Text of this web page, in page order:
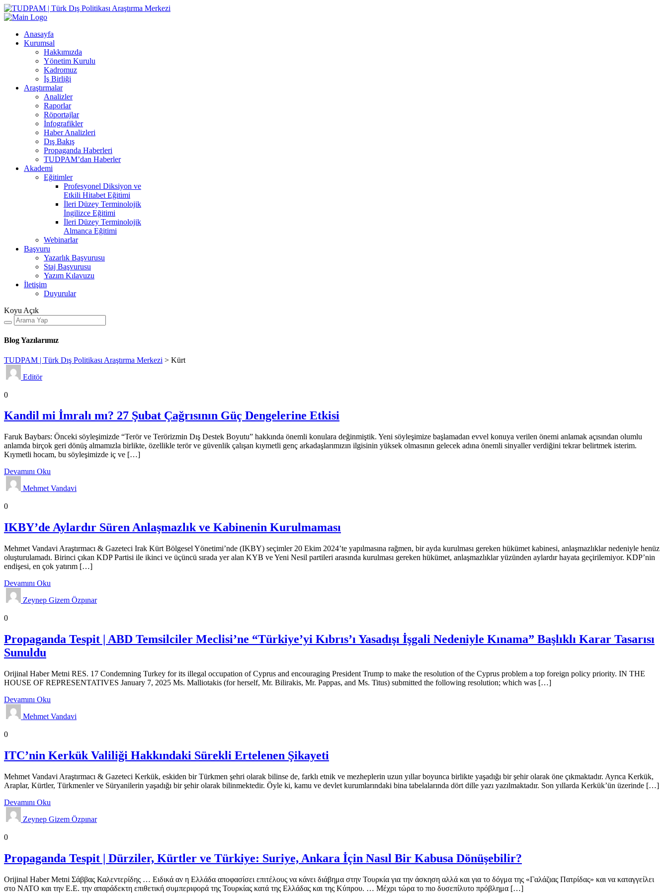
Anasayfa
Kurumsal
Hakkımızda
Yönetim Kurulu
Kadromuz
İş Birliği
Araştırmalar
Analizler
Raporlar
Röportajlar
İnfografikler
Haber Analizleri
Dış Bakış
Propaganda Haberleri
TUDPAM’dan Haberler
Akademi
Eğitimler
Profesyonel Diksiyon ve
Etkili Hitabet Eğitimi
İleri Düzey Terminolojik
İngilizce Eğitimi
İleri Düzey Terminolojik
Almanca Eğitimi
Webinarlar
Başvuru
Yazarlık Başvurusu
Staj Başvurusu
Yazım Kılavuzu
İletişim
Duyurular
Koyu Açık
Blog Yazılarımız
TUDPAM | Türk Dış Politikası Araştırma Merkezi > Kürt
Editör
0
Kandil mi İmralı mı? 27 Şubat Çağrısının Güç Dengelerine Etkisi
Faruk Baybars: Önceki söyleşimizde “Terör ve Terörizmin Dış Destek Boyutu” hakkında önemli konulara değinmiştik. Yeni söyleşimize başlamadan evvel konuya verilen önemi anlamak açısından olumlu
anlamda birçok geri dönüş almamızla birlikte, özellikle terör ve güvenlik çalışan kıymetli genç arkadaşlarımızın ilgisinin yüksek olmasının gelecek adına önemli sinyaller verdiğini tekrar belirtmek isterim.
Kıymetli hocam, bu söyleşimizde iç ve […]
Devamını Oku
Mehmet Vandavi
0
IKBY’de Aylardır Süren Anlaşmazlık ve Kabinenin Kurulmaması
Mehmet Vandavi Araştırmacı & Gazeteci Irak Kürt Bölgesel Yönetimi’nde (IKBY) seçimler 20 Ekim 2024’te yapılmasına rağmen, bir ayda kurulması gereken hükümet kabinesi, anlaşmazlıklar nedeniyle henüz
oluşturulamadı. Birinci çıkan KDP Partisi ile ikinci ve üçüncü sırada yer alan KYB ve Yeni Nesil partileri arasında kurulması gereken hükümet, anlaşmazlıklar yüzünden aylardır hayata geçirilemiyor. KDP’nin
endişesi, en çok yatırım […]
Devamını Oku
Zeynep Gizem Özpınar
0
Propaganda Tespit | ABD Temsilciler Meclisi’ne “Türkiye’yi Kıbrıs’ı Yasadışı İşgali Nedeniyle Kınama” Başlıklı Karar Tasarısı
Sunuldu
Orijinal Haber Metni RES. 17 Condemning Turkey for its illegal occupation of Cyprus and encouraging President Trump to make the resolution of the Cyprus problem a top foreign policy priority. IN THE
HOUSE OF REPRESENTATIVES January 7, 2025 Ms. Malliotakis (for herself, Mr. Bilirakis, Mr. Pappas, and Ms. Titus) submitted the following resolution; which was […]
Devamını Oku
Mehmet Vandavi
0
ITC’nin Kerkük Valiliği Hakkındaki Sürekli Ertelenen Şikayeti
Mehmet Vandavi Araştırmacı & Gazeteci Kerkük, eskiden bir Türkmen şehri olarak bilinse de, farklı etnik ve mezheplerin uzun yıllar boyunca birlikte yaşadığı bir şehir olarak öne çıkmaktadır. Ayrıca Kerkük,
Araplar, Kürtler, Türkmenler ve Süryanilerin yaşadığı bir şehir olarak bilinmektedir. Öyle ki, kamu ve devlet kurumlarındaki bina tabelalarında dört dille yazı yazılmaktadır. Son yıllarda Kerkük’ün üzerinde […]
Devamını Oku
Zeynep Gizem Özpınar
0
Propaganda Tespit | Dürziler, Kürtler ve Türkiye: Suriye, Ankara İçin Nasıl Bir Kabusa Dönüşebilir?
Orijinal Haber Metni Σάββας Καλεντερίδης … Ειδικά αν η Ελλάδα αποφασίσει επιτέλους να κάνει διάβημα στην Τουρκία για την άσκηση αλλά και για το δόγμα της «Γαλάζιας Πατρίδας» και να καταγγείλει
στο ΝΑΤΟ και την Ε.Ε. την απαράδεκτη επιθετική συμπεριφορά της Τουρκίας κατά της Ελλάδας και της Κύπρου. … Μέχρι τώρα το πιο δυσεπίλυτο πρόβλημα […]